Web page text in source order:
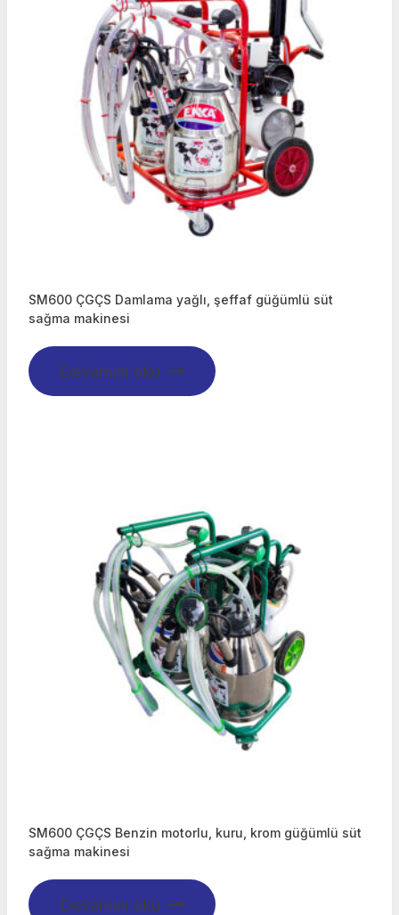
SM600 ÇGÇS Damlama yağlı, şeffaf güğümlü süt
sağma makinesi
Devamını oku
SM600 ÇGÇS Benzin motorlu, kuru, krom güğümlü süt
sağma makinesi
Devamını oku